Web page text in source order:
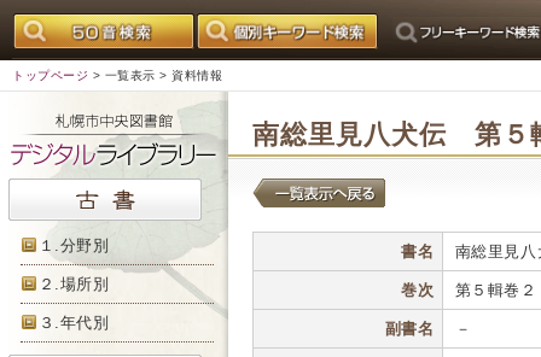
トップページ > 一覧表示 > 資料情報
１.分野別
２.場所別
３.年代別
南総里見八犬伝 第５
書名 南総里見八
巻次 第５輯巻２
副書名 －